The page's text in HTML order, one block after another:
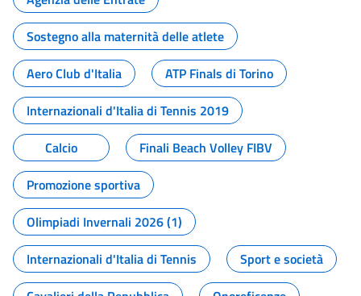
Sostegno alla maternità delle atlete
Aero Club d'Italia
ATP Finals di Torino
Internazionali d'Italia di Tennis 2019
Calcio
Finali Beach Volley FIBV
Promozione sportiva
Olimpiadi Invernali 2026 (1)
Internazionali d'Italia di Tennis
Sport e società